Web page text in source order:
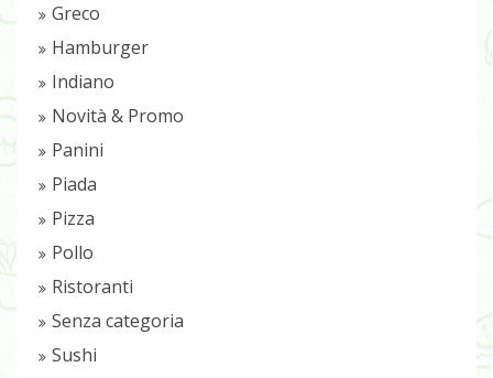
Greco
Hamburger
Indiano
Novità & Promo
Panini
Piada
Pizza
Pollo
Ristoranti
Senza categoria
Sushi